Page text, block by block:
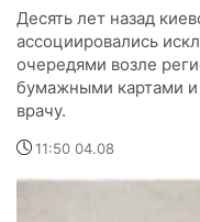
Десять лет назад
ассоциировались
очередями возле
бумажными картами и
врачу.
11:50 04.08